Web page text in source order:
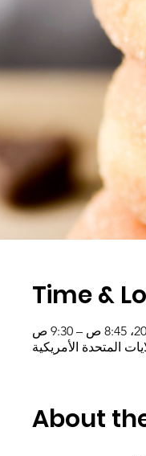
Time &
About